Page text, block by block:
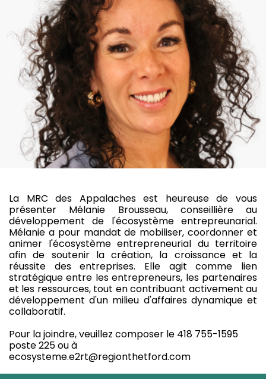
La MRC des Appalaches est heureuse de vous
présenter Mélanie Brousseau, conseillière au
développement de l'écosystème entrepreunarial.
Mélanie a pour mandat de mobiliser, coordonner et
animer l'écosystème entrepreneurial du territoire
afin de soutenir la création, la croissance et la
réussite des entreprises. Elle agit comme lien
stratégique entre les entrepreneurs, les partenaires
et les ressources, tout en contribuant activement au
développement d'un milieu d'affaires dynamique et
collaboratif.
Pour la joindre, veuillez composer le 418 755-1595
poste 225 ou à
ecosysteme.e2rt@regionthetford.com